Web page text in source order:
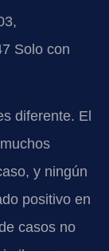
Solo con
diferente. El
y ningún
positivo en
casos no